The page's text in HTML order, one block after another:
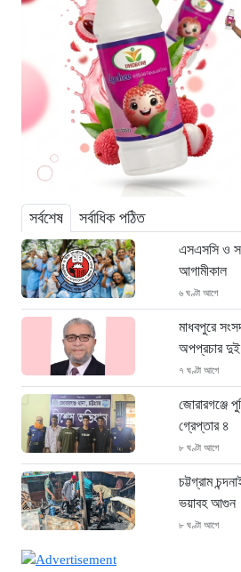
সর্বশেষ সর্বাধিক পঠিত
এসএসসি ও
আগামীকাল
৬ ঘণ্টা আগে
মাধবপুরে
অপপ্রচার দুই
৭ ঘণ্টা আগে
জোরারগঞ্জে
গ্রেপ্তার ৪
৮ ঘণ্টা আগে
চট্টগ্রাম
ভয়াবহ আগুন
৮ ঘণ্টা আগে